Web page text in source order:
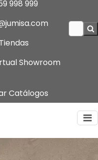
998 999
Tiendas
Showroom
Catálogos